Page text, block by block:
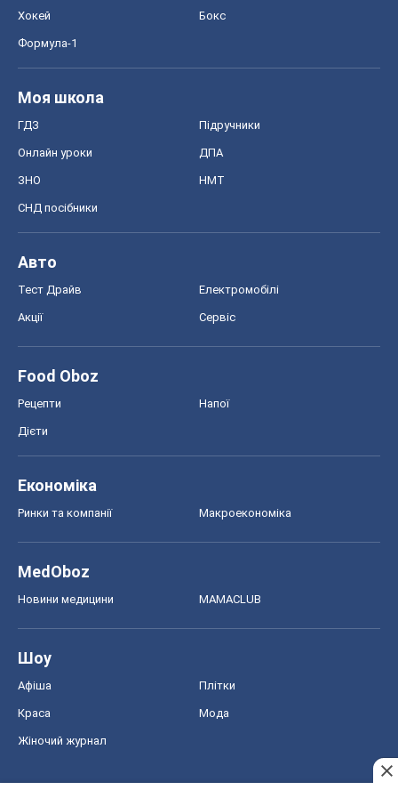
Хокей Бокс
Формула-1
Моя школа
ГДЗ Підручники
Онлайн уроки ДПА
ЗНО НМТ
СНД посібники
Авто
Тест Драйв Електромобілі
Акції Сервіс
Food Oboz
Рецепти Напої
Дієти
Економіка
Ринки та компанії Макроекономіка
MedOboz
Новини медицини MAMACLUB
Шоу
Афіша Плітки
Краса Мода
Жіночий журнал